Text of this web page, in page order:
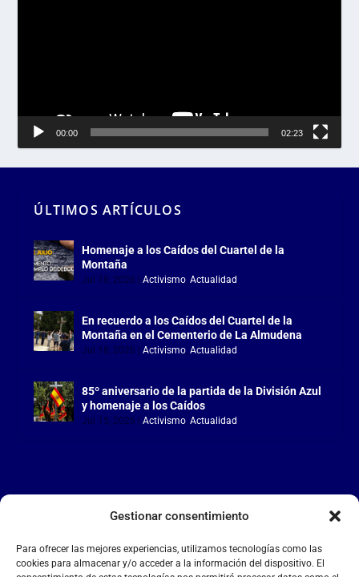
Gestionar consentimiento
Para ofrecer las mejores experiencias, utilizamos tecnologías como las
cookies para almacenar y/o acceder a la información del dispositivo. El
00:00 02:23
ÚLTIMOS ARTÍCULOS
Homenaje a los Caídos del Cuartel de la
Montaña
Jul 18, 2026 |Activismo ,Actualidad
En recuerdo a los Caídos del Cuartel de la
Montaña en el Cementerio de La Almudena
Jul 18, 2026 |Activismo ,Actualidad
85º aniversario de la partida de la División Azul
y homenaje a los Caídos
Jul 15, 2026 |Activismo ,Actualidad
LA FALANGE
Reproductor